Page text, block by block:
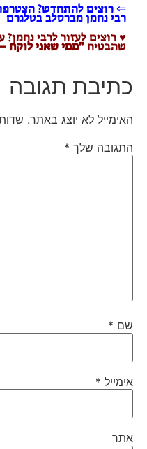
⇐ רוצים להתחדש? הצטרפו
רבי נחמן מברסלב בטלגרם
♥ רוצים לעזור לרבי נחמן?
שהבטיח"ממי שאני לוקח
כתיבת תגובה
האימייל לא יוצג באתר.
התגובה שלך *
שם *
אימייל *
אתר